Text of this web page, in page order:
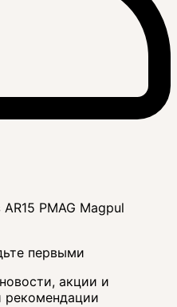
PMAG Magpul
первыми
акции и
рекомендации